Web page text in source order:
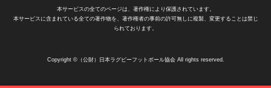
本サービスの全てのページは、著作権により保護されています。
本サービスに含まれている全ての著作物を、著作権者の事前の許可無しに複製、変更することは禁じ
られております。
Copyright ©（公財）日本ラグビーフットボール協会 All rights reserved.